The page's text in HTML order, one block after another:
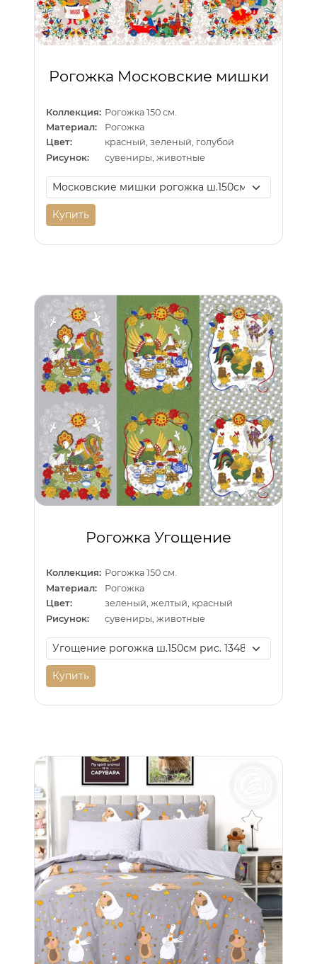
Рогожка Московские мишки
Коллекция: Рогожка 150 см.
Материал:
Рогожка
Цвет:
красный, зеленый, голубой
Рисунок:
сувениры, животные
Купить
Рогожка Угощение
Коллекция: Рогожка 150 см.
Материал:
Рогожка
Цвет:
зеленый, желтый, красный
Рисунок:
сувениры, животные
Купить